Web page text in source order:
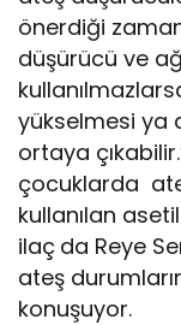
önerdiği
düşürücü ve
yükselmesi ya
ortaya
çocuklarda
kullanılan
ilaç da Reye
ateş
konuşuyor.